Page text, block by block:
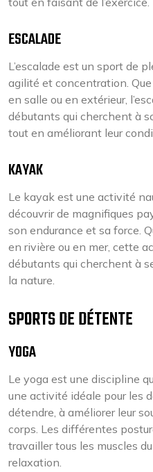
ESCALADE
L’escalade est un sport de
agilité et concentration.
en salle ou en extérieur,
débutants qui cherchent à
tout en améliorant leur
KAYAK
Le kayak est une activité
découvrir de magnifiques
son endurance et sa force.
en rivière ou en mer, cette
débutants qui cherchent à
la nature.
SPORTS DE DÉTENTE
YOGA
Le yoga est une discipline
une activité idéale pour les
détendre, à améliorer leur
corps. Les différentes
travailler tous les muscles
relaxation.